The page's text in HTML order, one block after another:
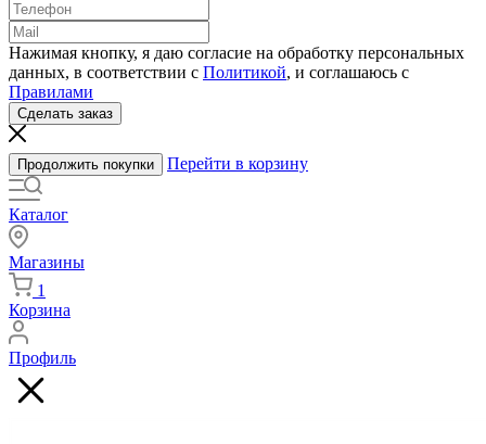
Нажимая кнопку, я даю согласие на обработку персональных
данных, в соответствии с Политикой, и соглашаюсь с
Правилами
Сделать заказ
Продолжить покупки Перейти в корзину
Каталог
Магазины
1
Корзина
Профиль